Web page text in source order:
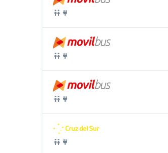
Ônibus
Ônibus
Ônibus
Ônibus